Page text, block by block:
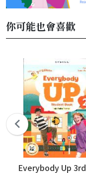
你可能也會喜歡
Everybody Up 3rd